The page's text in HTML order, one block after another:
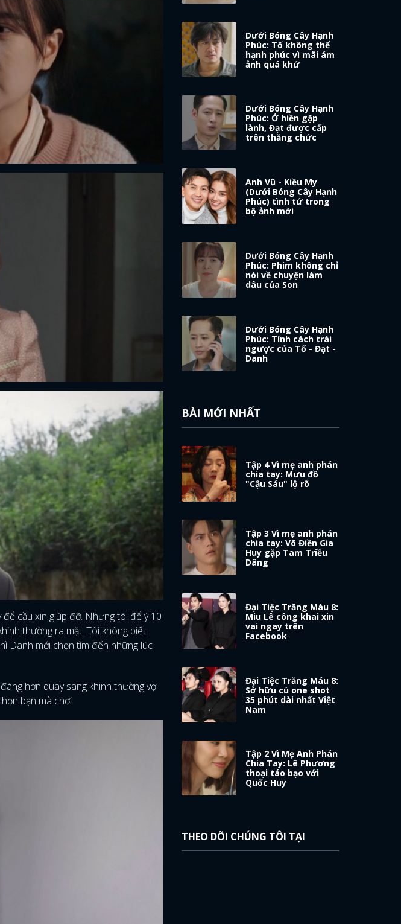
cầu xin giúp đỡ. Nhưng tôi để ý 10
thường ra mặt. Tôi không biết
Danh mới chọn tìm đến những lúc
hơn quay sang khinh thường vợ
bạn mà chơi.
Dưới Bóng Cây Hạnh
Phúc: Tố không thể
hạnh phúc vì mãi ám
ảnh quá khứ
Dưới Bóng Cây Hạnh
Phúc: Ở hiền gặp
lành, Đạt được cấp
trên thăng chức
Anh Vũ - Kiều My
(Dưới Bóng Cây Hạnh
Phúc) tình tứ trong
bộ ảnh mới
Dưới Bóng Cây Hạnh
Phúc: Phim không chỉ
nói về chuyện làm
dâu của Son
Dưới Bóng Cây Hạnh
Phúc: Tính cách trái
ngược của Tố - Đạt -
Danh
BÀI MỚI NHẤT
Tập 4 Vì mẹ anh phán
chia tay: Mưu đồ
"Cậu Sáu" lộ rõ
Tập 3 Vì mẹ anh phán
chia tay: Võ Điền Gia
Huy gặp Tam Triều
Dâng
Đại Tiệc Trăng Máu 8:
Miu Lê công khai xin
vai ngay trên
Facebook
Đại Tiệc Trăng Máu 8:
Sở hữu cú one shot
35 phút dài nhất Việt
Nam
Tập 2 Vì Mẹ Anh Phán
Chia Tay: Lê Phương
thoại táo bạo với
Quốc Huy
THEO DÕI CHÚNG TÔI TẠI